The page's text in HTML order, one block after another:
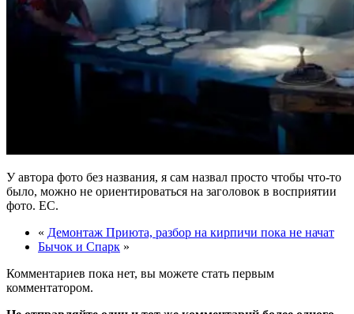
У автора фото без названия, я сам назвал просто чтобы что-то
было, можно не ориентироваться на заголовок в восприятии
фото. ЕС.
« Демонтаж Приюта, разбор на кирпичи пока не начат
Бычок и Спарк »
Комментариев пока нет, вы можете стать первым
комментатором.